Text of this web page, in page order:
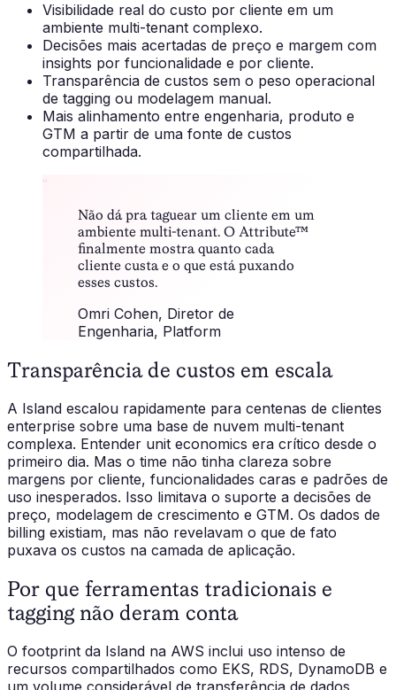
Visibilidade real do custo por cliente em um
ambiente multi-tenant complexo.
Decisões mais acertadas de preço e margem com
insights por funcionalidade e por cliente.
Transparência de custos sem o peso operacional
de tagging ou modelagem manual.
Mais alinhamento entre engenharia, produto e
GTM a partir de uma fonte de custos
compartilhada.
“
Não dá pra taguear um cliente em um
ambiente multi-tenant. O Attribute™
finalmente mostra quanto cada
cliente custa e o que está puxando
esses custos.
Omri Cohen, Diretor de
Engenharia, Platform
Transparência de custos em escala
A Island escalou rapidamente para centenas de clientes
enterprise sobre uma base de nuvem multi-tenant
complexa. Entender unit economics era crítico desde o
primeiro dia. Mas o time não tinha clareza sobre
margens por cliente, funcionalidades caras e padrões de
uso inesperados. Isso limitava o suporte a decisões de
preço, modelagem de crescimento e GTM. Os dados de
billing existiam, mas não revelavam o que de fato
puxava os custos na camada de aplicação.
Por que ferramentas tradicionais e
tagging não deram conta
O footprint da Island na AWS inclui uso intenso de
recursos compartilhados como EKS, RDS, DynamoDB e
um volume considerável de transferência de dados